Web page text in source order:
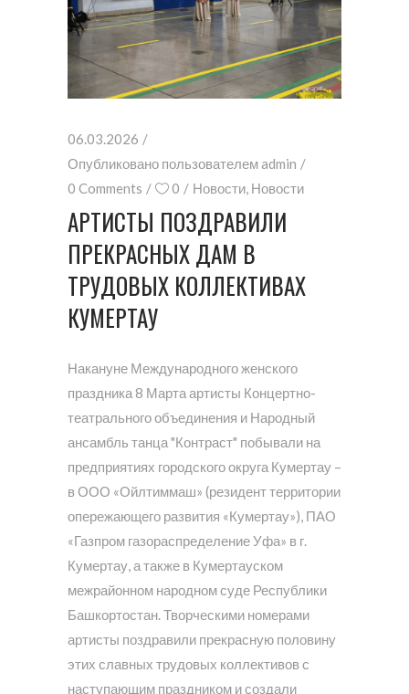
06.03.2026
Опубликовано пользователемadmin
0 Comments
0 Новости, Новости
АРТИСТЫ ПОЗДРАВИЛИ
ПРЕКРАСНЫХ ДАМ В
ТРУДОВЫХ КОЛЛЕКТИВАХ
КУМЕРТАУ
Накануне Международного женского
праздника 8 Марта артисты Концертно-
театрального объединения и Народный
ансамбль танца "Контраст" побывали на
предприятиях городского округа Кумертау –
в ООО «Ойлтиммаш» (резидент территории
опережающего развития «Кумертау»), ПАО
«Газпром газораспределение Уфа» в г.
Кумертау, а также в Кумертауском
межрайонном народном суде Республики
Башкортостан. Творческими номерами
артисты поздравили прекрасную половину
этих славных трудовых коллективов с
наступающим праздником и создали